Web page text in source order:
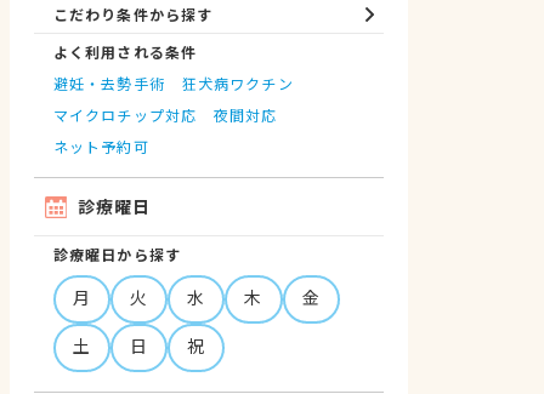
こだわり条件から探す
よく利用される条件
避妊・去勢手術
狂犬病ワクチン
マイクロチップ対応
夜間対応
ネット予約可
診療曜日
診療曜日から探す
月 火 水 木
金
土
日 祝